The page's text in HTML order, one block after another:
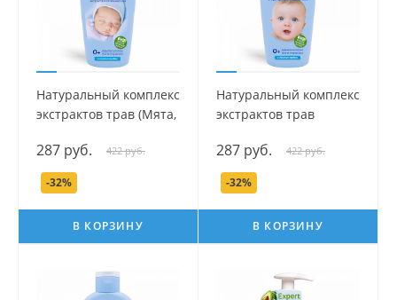
Натуральный комплекс
экстрактов трав (Мята,
купания Баю-Бай
серии Наша мама, 250
мл.
287 руб. 422 руб.
-32%
В КОРЗИНУ
Натуральный комплекс
экстрактов трав
Тысячелистник) для
купания серии Наша
мама, 250 мл.
287 руб. 422 руб.
-32%
В КОРЗИНУ